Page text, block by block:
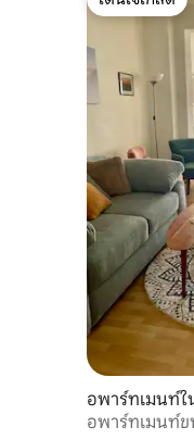
โดนใจเกสต์
อพาร์ทเมนท์ใ
อพาร์ทเมนท์ข